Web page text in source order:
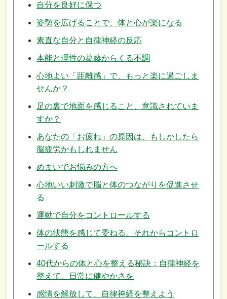
自分を良好に保つ
姿勢を広げることで、体と心が楽になる
素直な自分と自律神経の反応
本能と理性の葛藤からくる不調
心地よい「距離感」で、もっと楽に過ごしま
せんか？
足の裏で地面を感じること、意識されていま
すか？
あなたの「お疲れ」の原因は、もしかしたら
脳疲労かもしれません
めまいでお悩みの方へ
心地いい刺激で脳と体のつながりを促進させ
る
運動で自分をコントロールする
体の状態を感じて委ねる。それからコントロ
ールする
40代からの体と心を整える秘訣：自律神経を
整えて、日常に健やかさを
感情を解放して、自律神経を整えよう